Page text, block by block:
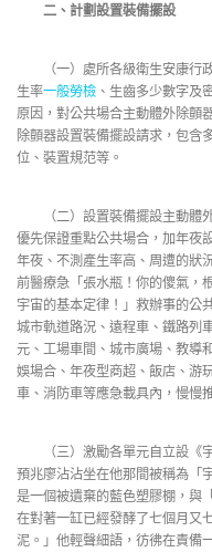
二、計劃設置裝備擺設
（一）處所各級衛生安康行
生率一般勞檢 、生齒多少數字及
原因，對公共場合主動體外除顫
除顫器設置裝備擺設請求，包含
位、裝置規范等。
（二）設置裝備擺設主動體外
優先保證重點公共場合，加年夜
年夜、不測產生率高、周遭的狀
前醫療急「張水瓶！你的傻氣，
宇宙的基本定律！」救辦事的公
城市軌道路況、遠程車、鐵路列
元、工場車間、城市廣場、教導
娛場合、年夜型商超、飯店、游
車、消防車等應急載具內，慢慢
（三）激勵各單元自立設《宇
預兆廖沾沾坐在他那間被稱為「
是一個被遺棄的藍色塑膠棚，與
在對著一缸已經發酵了七個月又
泥。」他輕聲細語，彷彿在責備